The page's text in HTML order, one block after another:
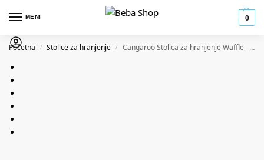
MENI 0
Početna / Stolice za hranjenje / Cangaroo Stolica za hranjenje Waffle – Grey